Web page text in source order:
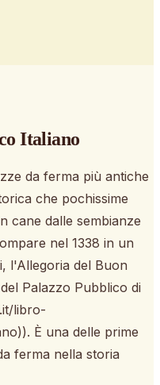
Italiano
da ferma più antiche
che pochissime
cane dalle sembianze
nel 1338 in un
l'Allegoria del Buon
Palazzo Pubblico di
libro-
È una delle prime
ferma nella storia